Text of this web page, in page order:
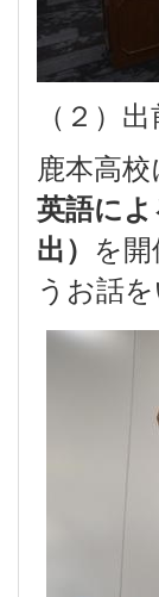
（２）
鹿本高
英語に
出） を
うお話